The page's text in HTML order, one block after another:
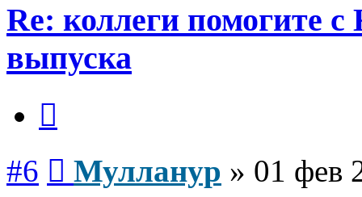
Re: коллеги помогите
выпуска
#6 Мулланур » 01 фев